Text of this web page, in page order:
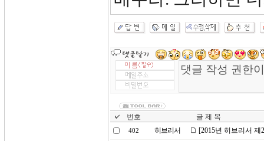
번호 글 제 목
402 히브리서 [2015년 히브리서